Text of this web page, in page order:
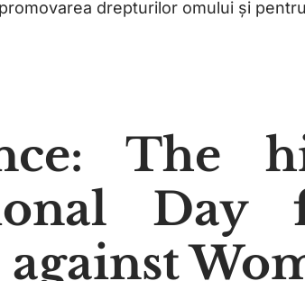
drepturilor omului și
The